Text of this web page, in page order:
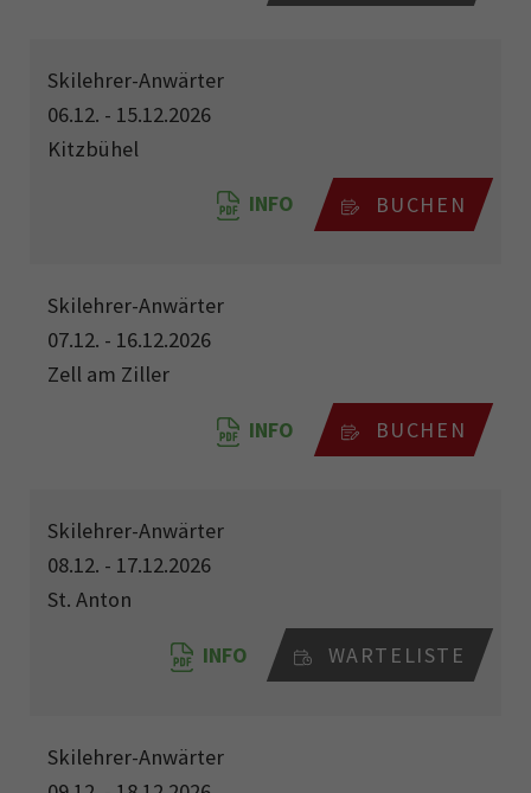
Skilehrer-Anwärter
06.12. - 15.12.2026
Kitzbühel
INFO BUCHEN
Skilehrer-Anwärter
07.12. - 16.12.2026
Zell am Ziller
INFO BUCHEN
Skilehrer-Anwärter
08.12. - 17.12.2026
St. Anton
INFO WARTELISTE
Skilehrer-Anwärter